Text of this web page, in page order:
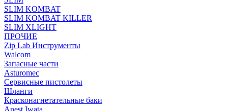
SLIM KOMBAT
SLIM KOMBAT KILLER
SLIM XLIGHT
ПРОЧИЕ
Zip Lab Инструменты
Walсom
Запасные части
Asturomec
Сервисные пистолеты
Шланги
Красконагнетательные баки
Anest Iwata